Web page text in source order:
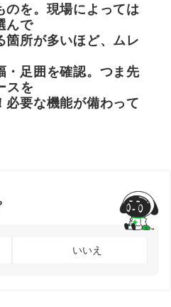
のを。現場によっては
んで
箇所が多いほど、ムレ
・足囲を確認。つま先
スを
必要な機能が備わって
いいえ